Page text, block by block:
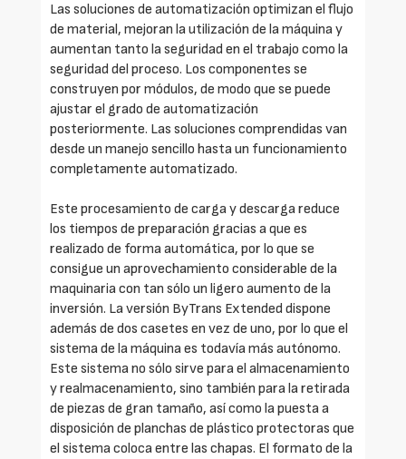
Las soluciones de automatización optimizan el flujo
de material, mejoran la utilización de la máquina y
aumentan tanto la seguridad en el trabajo como la
seguridad del proceso. Los componentes se
construyen por módulos, de modo que se puede
ajustar el grado de automatización
posteriormente. Las soluciones comprendidas van
desde un manejo sencillo hasta un funcionamiento
completamente automatizado.
Este procesamiento de carga y descarga reduce
los tiempos de preparación gracias a que es
realizado de forma automática, por lo que se
consigue un aprovechamiento considerable de la
maquinaria con tan sólo un ligero aumento de la
inversión. La versión ByTrans Extended dispone
además de dos casetes en vez de uno, por lo que el
sistema de la máquina es todavía más autónomo.
Este sistema no sólo sirve para el almacenamiento
y realmacenamiento, sino también para la retirada
de piezas de gran tamaño, así como la puesta a
disposición de planchas de plástico protectoras que
el sistema coloca entre las chapas. El formato de la